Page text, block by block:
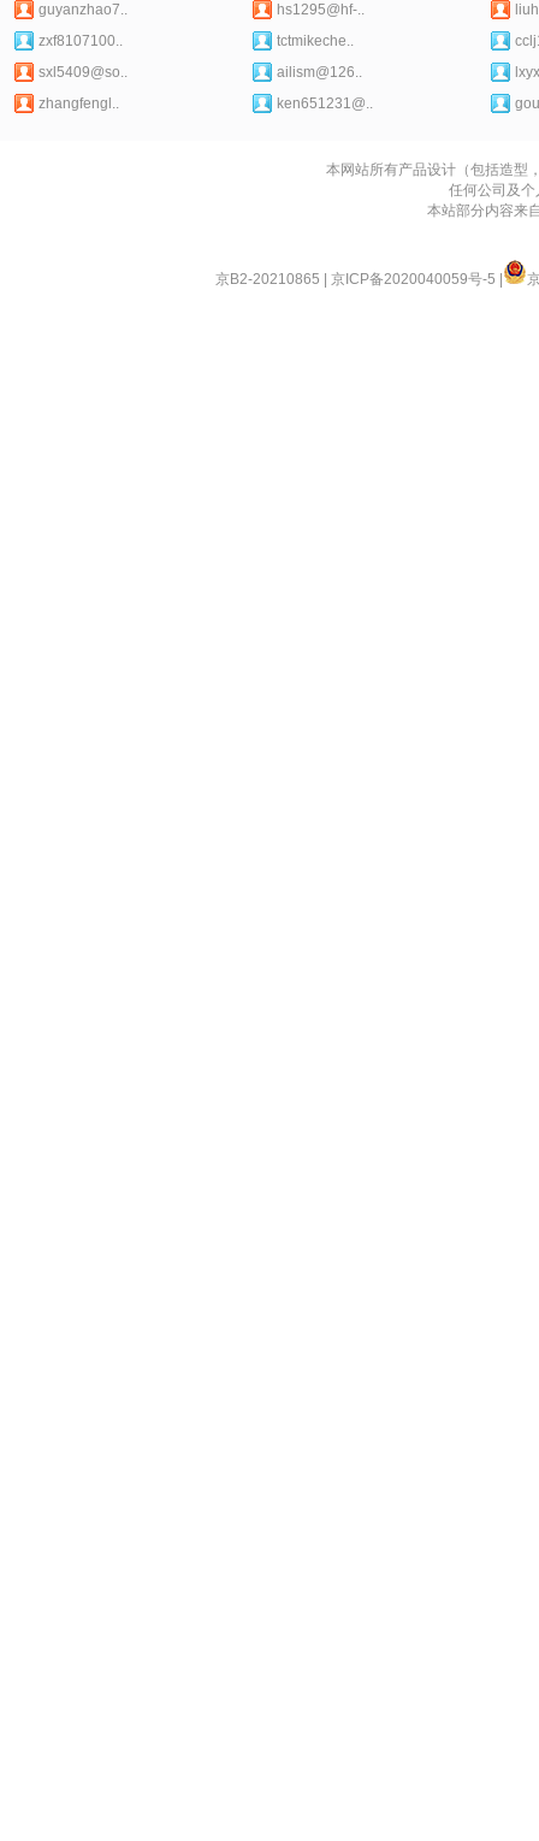
guyanzhao7..
hs1295@hf-..
zxf8107100..
tctmikeche..
sxl5409@so..
ailism@126..
zhangfengl..
ken651231@..
本网站所有产品设计（包括造型
任何公司及
本站部分内容来
京B2-20210865 京ICP备2020040059号-5